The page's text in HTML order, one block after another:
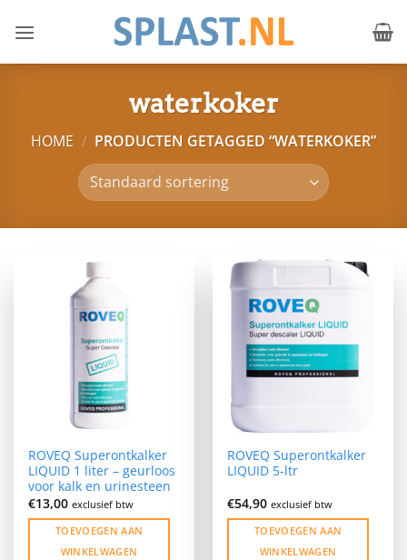
naar
waterkoker
HOME / PRODUCTEN GETAGGED “WATERKOKER”
ROVEQ Superontkalker
LIQUID 1 liter – geurloos
voor kalk en urinesteen
€13,00 exclusief btw
TOEVOEGEN AAN
WINKELWAGEN
ROVEQ Superontkalker
LIQUID 5-ltr
€54,90 exclusief btw
TOEVOEGEN AAN
WINKELWAGEN